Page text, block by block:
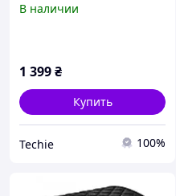
В наличии
1 399₴
Купить
Techie 100%